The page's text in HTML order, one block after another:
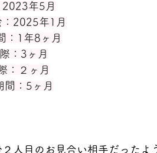
2023年5月
：2025年1月
：1年8ヶ月
：3ヶ月
：２ヶ月
間：5ヶ月
人目のお見合い相手だったよ